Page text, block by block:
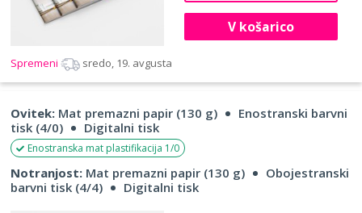
V košarico
Spremeni sredo, 19. avgusta
Ovitek: Mat premazni papir (130 g)
Enostranski barvni
tisk (4/0)
Digitalni tisk
Enostranska mat plastifikacija 1/0
Notranjost: Mat premazni papir (130 g)
Obojestranski
barvni tisk (4/4)
Digitalni tisk